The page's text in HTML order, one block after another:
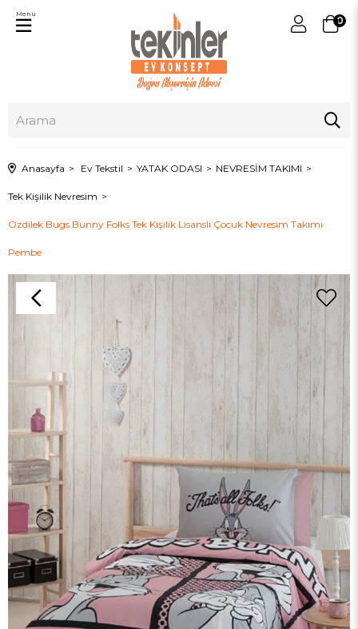
0
Menu
Anasayfa Ev Tekstil YATAK ODASI NEVRESİM TAKIMI
Tek Kişilik Nevresim
Özdilek Bugs Bunny Folks Tek Kişilik Lisanslı Çocuk Nevresim Takımı
Pembe